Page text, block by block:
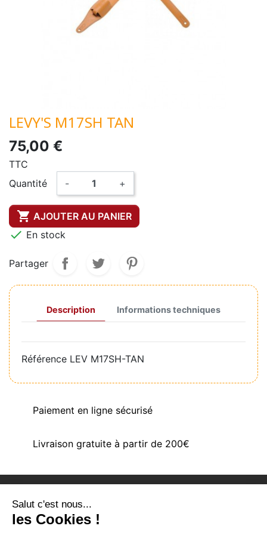
LEVY'S M17SH TAN
75,00 €
TTC
Quantité
- +
 AJOUTER AU PANIER
 En stock
Partager
Description Informations techniques
Référence LEV M17SH-TAN
Paiement en ligne sécurisé
Livraison gratuite à partir de 200€
PRODUITS
NOTRE SOCIÉTÉ
Salut c'est nous...
les Cookies !